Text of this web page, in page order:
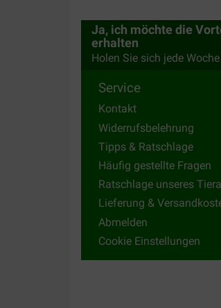
het zand voor in hun kooi
lag
Translate to English
Ja, ich möchte die
erhalten
Holen Sie sich jede
Service
Kontakt
Widerrufsbelehrung
Tipps & Ratschlage
Häufig gestellte Fragen
Ratschlage unseres
Lieferung &
Abmelden
Cookie Einstellungen